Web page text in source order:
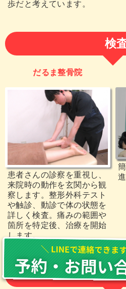
歩だと考えています。
検
だるま整骨院
患者さんの診察を重視し、
来院時の動作を玄関から観
察します。整形外科テスト
や触診、動診で体の状態を
詳しく検査。痛みの範囲や
箇所を特定後、治療を開始
します。
説